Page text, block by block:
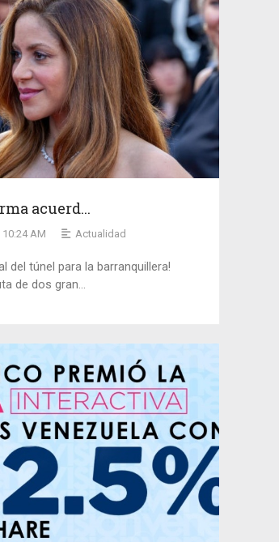
acuerd...
10:24 AM Actualidad
del túnel para la barranquillera!
de dos gran...